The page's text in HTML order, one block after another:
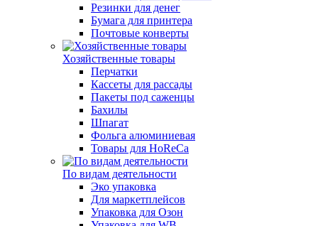
Резинки для денег
Бумага для принтера
Почтовые конверты
Хозяйственные товары
Перчатки
Кассеты для рассады
Пакеты под саженцы
Бахилы
Шпагат
Фольга алюминиевая
Товары для HoReCa
По видам деятельности
Эко упаковка
Для маркетплейсов
Упаковка для Озон